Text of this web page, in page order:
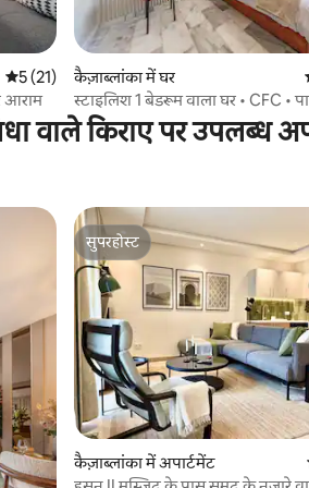
औसत रेटिंग 5 में से 5, 21 समीक्षाएँ
5 (21)
आराम
कैज़ाब्लांका में घर
स्टाइलिश 1 बेडरूम वाला घर • CFC •
वाई-फ़ाई+जिम | MS STAYS
वाले किराए पर उपलब्ध
सुपरहोस्ट
सुपरहोस्ट
कैज़ाब्लांका में अपार्टमेंट